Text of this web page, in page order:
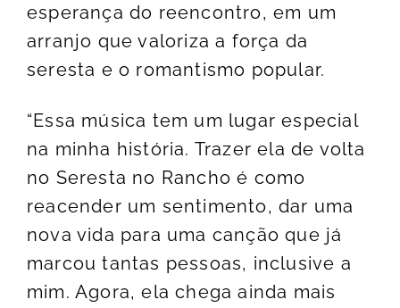
esperança do reencontro, em um
arranjo que valoriza a força da
seresta e o romantismo popular.
“Essa música tem um lugar especial
na minha história. Trazer ela de volta
no Seresta no Rancho é como
reacender um sentimento, dar uma
nova vida para uma canção que já
marcou tantas pessoas, inclusive a
mim. Agora, ela chega ainda mais